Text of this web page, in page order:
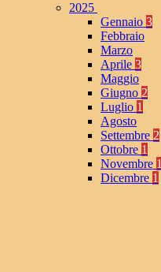
2025
Gennaio 3
Febbraio
Marzo
Aprile 3
Maggio
Giugno 2
Luglio 1
Agosto
Settembre 2
Ottobre 1
Novembre 1
Dicembre 1